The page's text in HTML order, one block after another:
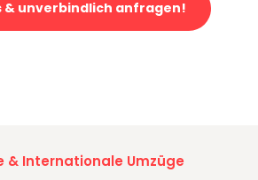
& unverbindlich anfragen!
& Internationale Umzüge